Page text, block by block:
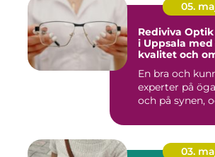
05.
Rediviva
i Uppsala
kvalitet och
En bra och
experter på
och på synen,
03.